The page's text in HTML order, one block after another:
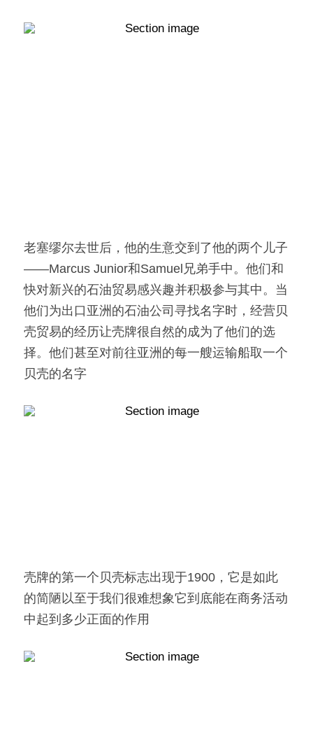
老塞缪尔去世后，他的生意交到了他的两个儿子
——Marcus Junior和Samuel兄弟手中。他们和
快对新兴的石油贸易感兴趣并积极参与其中。当
他们为出口亚洲的石油公司寻找名字时，经营贝
壳贸易的经历让壳牌很自然的成为了他们的选
择。他们甚至对前往亚洲的每一艘运输船取一个
贝壳的名字
壳牌的第一个贝壳标志出现于1900，它是如此
的简陋以至于我们很难想象它到底能在商务活动
中起到多少正面的作用